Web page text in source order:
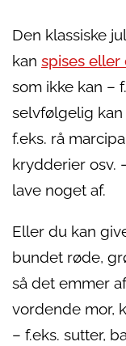
Den klassiske
kan spises eller
som ikke kan –
selvfølgelig
f.eks. rå
krydderier osv.
lave noget af.
Eller du kan
bundet røde,
så det emmer
vordende mor,
– f.eks. sutter,